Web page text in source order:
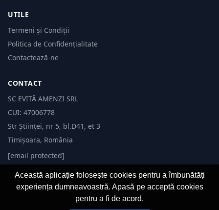
UTILE
Termeni și Condiții
Politica de Confidențialitate
Contactează-ne
CONTACT
SC EVITĂ AMENZI SRL
CUI: 47006778
Str Științei, nr 5, bl.D41, et 3
Timișoara, România
[email protected]
Această aplicație folosește cookies pentru a îmbunătăți
experiența dumneavoastră. Apasă pe acceptă cookies
pentru a fi de acord.